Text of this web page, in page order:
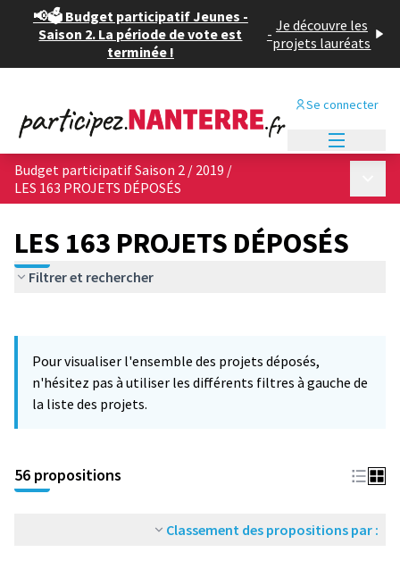
📢🗳️ Budget participatif Jeunes -
Saison 2. La période de vote est
terminée !
- Je découvre les
projets lauréats
Se connecter
Budget participatif Saison 2 / 2019 /
LES 163 PROJETS DÉPOSÉS
LES 163 PROJETS DÉPOSÉS
Filtrer et rechercher
−
Pour visualiser l'ensemble des projets déposés,
n'hésitez pas à utiliser les différents filtres à gauche de
la liste des projets.
56 propositions
Classement des propositions par :